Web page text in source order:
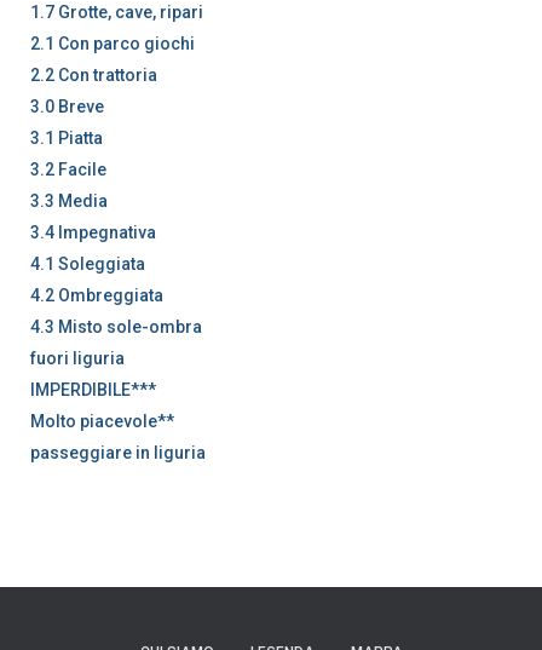
1.7 Grotte, cave, ripari
2.1 Con parco giochi
2.2 Con trattoria
3.0 Breve
3.1 Piatta
3.2 Facile
3.3 Media
3.4 Impegnativa
4.1 Soleggiata
4.2 Ombreggiata
4.3 Misto sole-ombra
fuori liguria
IMPERDIBILE***
Molto piacevole**
passeggiare in liguria